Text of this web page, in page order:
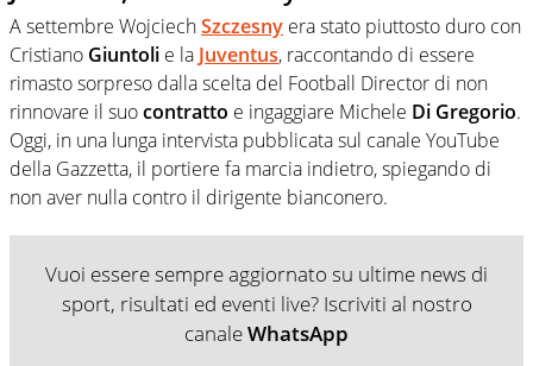
A settembre WojciechSzczesny era stato piuttosto duro con
Cristiano Giuntoli e la Juventus, raccontando di essere
rimasto sorpreso dalla scelta del Football Director di non
rinnovare il suocontratto e ingaggiare Michele Di Gregorio.
Oggi, in una lunga intervista pubblicata sul canale YouTube
della Gazzetta, il portiere fa marcia indietro, spiegando di
non aver nulla contro il dirigente bianconero.
Vuoi essere sempre aggiornato su ultime news di
sport, risultati ed eventi live? Iscriviti al nostro
canaleWhatsApp